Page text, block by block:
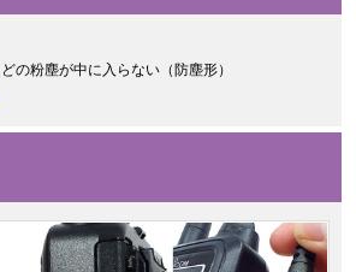
の粉塵が中に入らない（防塵形）